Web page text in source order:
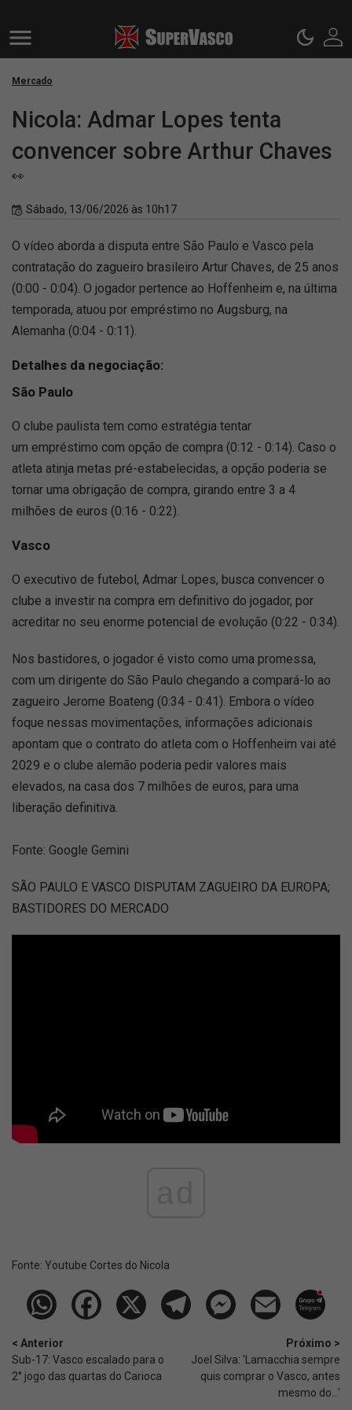
Mercado
Nicola: Admar Lopes tenta
convencer sobre Arthur Chaves
👀
Sábado, 13/06/2026 às 10h17
O vídeo aborda a disputa entre São Paulo e Vasco pela
contratação do zagueiro brasileiro Artur Chaves, de 25 anos
(0:00 - 0:04). O jogador pertence ao Hoffenheim e, na última
temporada, atuou por empréstimo no Augsburg, na
Alemanha (0:04 - 0:11).
Detalhes da negociação:
São Paulo
O clube paulista tem como estratégia tentar
um empréstimo com opção de compra (0:12 - 0:14). Caso o
atleta atinja metas pré-estabelecidas, a opção poderia se
tornar uma obrigação de compra, girando entre 3 a 4
milhões de euros (0:16 - 0:22).
Vasco
O executivo de futebol, Admar Lopes, busca convencer o
clube a investir na compra em definitivo do jogador, por
acreditar no seu enorme potencial de evolução (0:22 - 0:34).
Nos bastidores, o jogador é visto como uma promessa,
com um dirigente do São Paulo chegando a compará-lo ao
zagueiro Jerome Boateng (0:34 - 0:41). Embora o vídeo
foque nessas movimentações, informações adicionais
apontam que o contrato do atleta com o Hoffenheim vai até
2029 e o clube alemão poderia pedir valores mais
elevados, na casa dos 7 milhões de euros, para uma
liberação definitiva.
Fonte: Google Gemini
SÃO PAULO E VASCO DISPUTAM ZAGUEIRO DA EUROPA;
BASTIDORES DO MERCADO
Fonte: Youtube Cortes do Nicola
< Anterior
Sub-17: Vasco escalado para o
2° jogo das quartas do Carioca
Próximo >
Joel Silva: 'Lamacchia sempre
quis comprar o Vasco, antes
mesmo do...'